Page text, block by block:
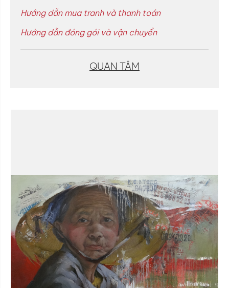
Hướng dẫn mua tranh và thanh toán
Hướng dẫn đóng gói và vận chuyển
QUAN TÂM